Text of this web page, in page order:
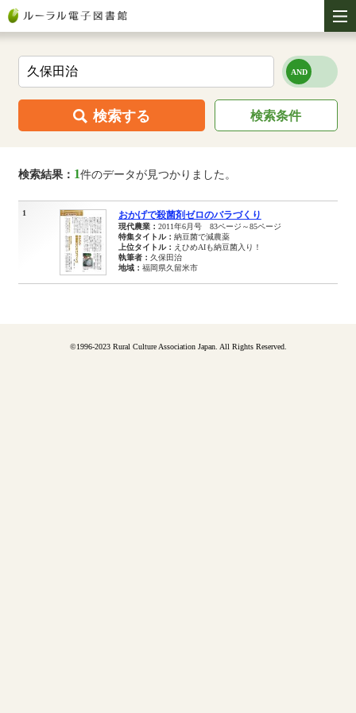
検索する 検索条件
検索結果： 1件のデータが見つかりました。
1 おかげで殺菌剤ゼロのバラづくり
現代農業： 2011年6月号 83ページ～85ページ
特集タイトル： 納豆菌で減農薬
上位タイトル： えひめAIも納豆菌入り！
執筆者： 久保田治
地域： 福岡県久留米市
©1996-2023 Rural Culture Association Japan. All Rights Reserved.